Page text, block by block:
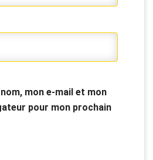
mon e-mail et mon
pour mon prochain